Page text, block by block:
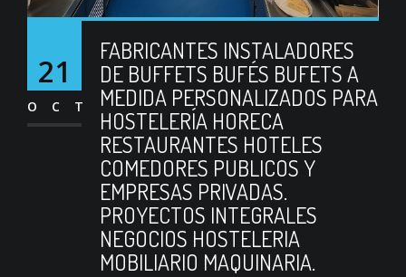
21
OCT
FABRICANTES INSTALADORES
DE BUFFETS BUFÉS BUFETS A
MEDIDA PERSONALIZADOS PARA
HOSTELERÍA HORECA
RESTAURANTES HOTELES
COMEDORES PUBLICOS Y
EMPRESAS PRIVADAS.
PROYECTOS INTEGRALES
NEGOCIOS HOSTELERIA
MOBILIARIO MAQUINARIA.